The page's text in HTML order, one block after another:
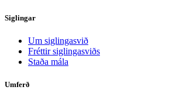
Siglingar
Um siglingasvið
Fréttir siglingasviðs
Staða mála
Umferð